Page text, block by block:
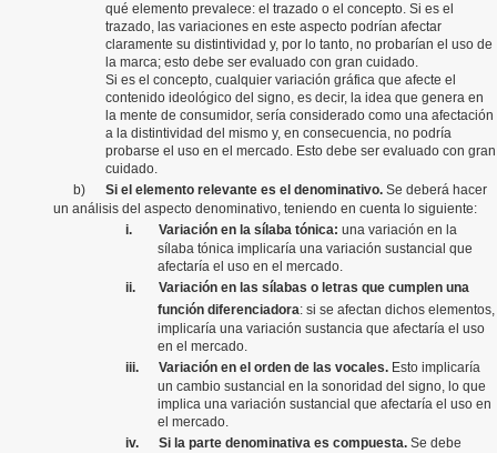
qué elemento prevalece: el trazado o el concepto. Si es el
trazado, las variaciones en este aspecto podrían afectar
claramente su distintividad y, por lo tanto, no probarían el uso de
la marca; esto debe ser evaluado con gran cuidado.
Si es el concepto, cualquier variación gráfica que afecte el
contenido ideológico del signo, es decir, la idea que genera en
la mente de consumidor, sería considerado como una afectación
a la distintividad del mismo y, en consecuencia, no podría
probarse el uso en el mercado. Esto debe ser evaluado con gran
cuidado.
b)
Si el elemento relevante es el denominativo.Se deberá hacer
un análisis del aspecto denominativo, teniendo en cuenta lo siguiente:
i.
Variación en la sílaba tónica:una variación en la
sílaba tónica implicaría una variación sustancial que
afectaría el uso en el mercado.
ii.
Variación en las sílabas o letras que cumplen una
función diferenciadora: si se afectan dichos elementos,
implicaría una variación sustancia que afectaría el uso
en el mercado.
iii.
Variación en el orden de las vocales. Esto implicaría
un cambio sustancial en la sonoridad del signo, lo que
implica una variación sustancial que afectaría el uso en
el mercado.
iv.
Si la parte denominativa es compuesta.Se debe